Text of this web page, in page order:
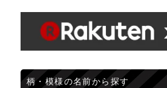
柄・模様の名前から探す